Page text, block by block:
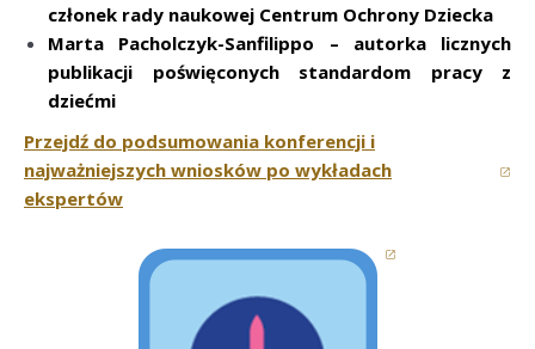
członek rady naukowej Centrum Ochrony Dziecka
Marta Pacholczyk-Sanfilippo – autorka licznych
publikacji poświęconych standardom pracy z
dziećmi
Przejdź do podsumowania konferencji i
najważniejszych wniosków po wykładach
ekspertów
(otwiera się w nowym oknie)